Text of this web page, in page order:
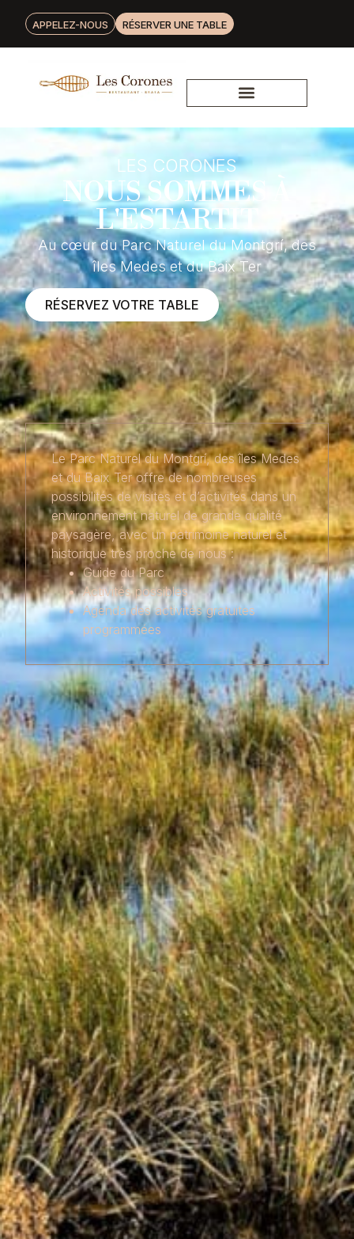
APPELEZ-NOUS RÉSERVER UNE TABLE
LES CORONES
NOUS SOMMES À
L'ESTARTIT
Au cœur du Parc Naturel du Montgrí, des
îles Medes et du Baix Ter
RÉSERVEZ VOTRE TABLE
Le Parc Naturel du Montgrí, des îles Medes
et du Baix Ter offre de nombreuses
possibilités de visites et d’activités dans un
environnement naturel de grande qualité
paysagère, avec un patrimoine naturel et
historique très proche de nous :
Guide du Parc
Activités possibles
Agenda des activités gratuites
programmées